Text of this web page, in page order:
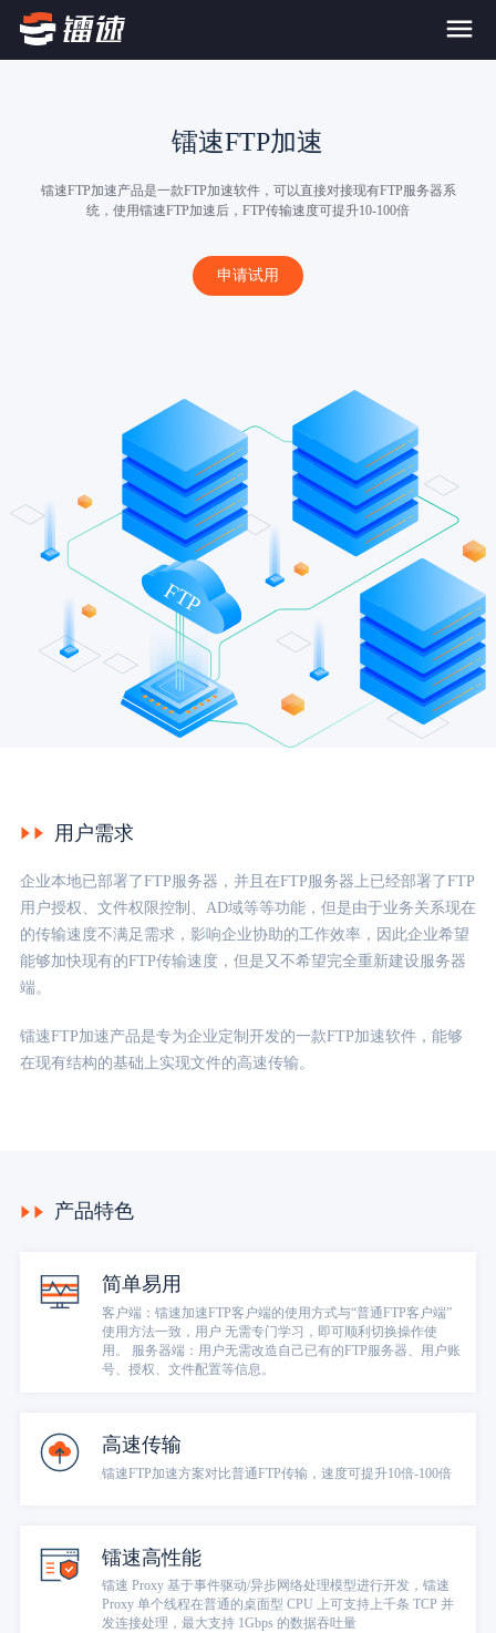
SDK传输应用集成
镭速Proxy代理加速
镭速FTP加速
海量小文件传输
跨国数据传输
数据同步
内外网文件交换
数据迁移
行业应用解决方案
政府机构
广告媒体
金融行业
IT互联网行业
生态合作
关于镭速
帮助中心
镭速FTP加速
镭速FTP加速产品是一款FTP加速软件，可以直接对接现有FTP服务器系
统，使用镭速FTP加速后，FTP传输速度可提升10-100倍
申请试用
FTP
用户需求
企业本地已部署了FTP服务器，并且在FTP服务器上已经部署了FTP
用户授权、文件权限控制、AD域等等功能，但是由于业务关系现在
的传输速度不满足需求，影响企业协助的工作效率，因此企业希望
能够加快现有的FTP传输速度，但是又不希望完全重新建设服务器
端。
镭速FTP加速产品是专为企业定制开发的一款FTP加速软件，能够
在现有结构的基础上实现文件的高速传输。
产品特色
简单易用
客户端：镭速加速FTP客户端的使用方式与“普通FTP客户端”
使用方法一致，用户 无需专门学习，即可顺利切换操作使
用。 服务器端：用户无需改造自己已有的FTP服务器、用户账
号、授权、文件配置等信息。
高速传输
镭速FTP加速方案对比普通FTP传输，速度可提升10倍-100倍
镭速高性能
镭速 Proxy 基于事件驱动/异步网络处理模型进行开发，镭速
Proxy 单个线程在普通的桌面型 CPU 上可支持上千条 TCP 并
发连接处理，最大支持 1Gbps 的数据吞吐量